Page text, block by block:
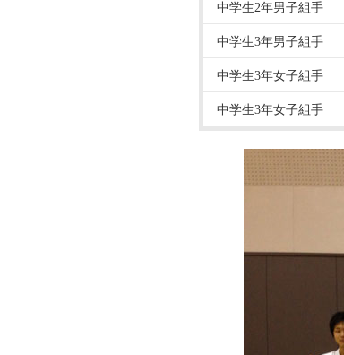
中学生2年男子組手
中学生3年男子組手
中学生3年女子組手
中学生3年女子組手